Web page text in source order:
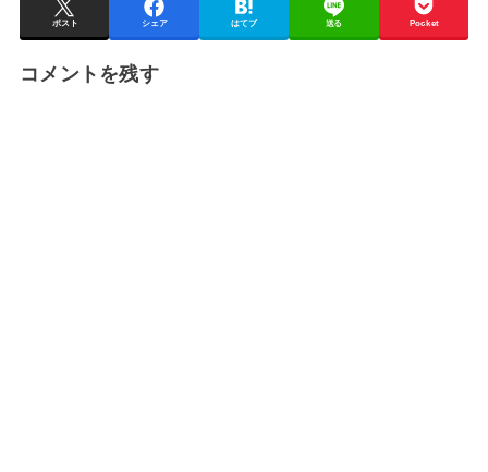
ポスト シェア はてブ 送る Pocket
コメントを残す